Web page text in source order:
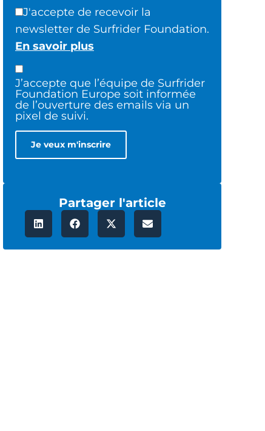
J'accepte de recevoir la
newsletter de Surfrider Foundation.
En savoir plus
J’accepte que l’équipe de Surfrider
Foundation Europe soit informée
de l’ouverture des emails via un
pixel de suivi.
Partager l'article